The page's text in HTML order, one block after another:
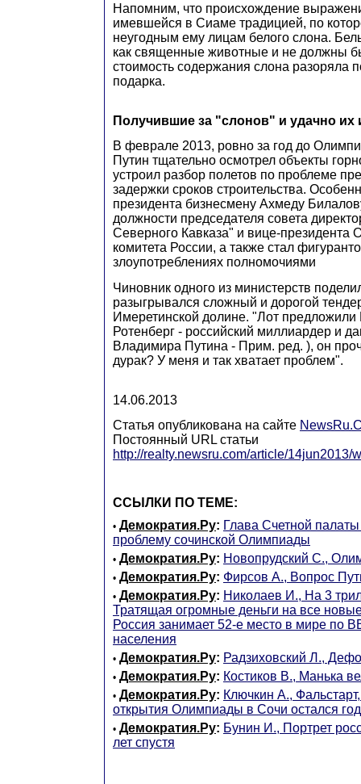
Напомним, что происхождение
имевшейся в Сиаме традицией, по
неугодным ему лицам белого слона.
как священные животные и не должны
стоимость содержания слона разоряла
подарка.
Получившие за "слонов" и удачно их
В феврале 2013, ровно за год до
Путин тщательно осмотрел объекты
устроил разбор полетов по проблеме
задержки сроков строительства.
президента бизнесмену Ахмеду
должности председателя совета
Северного Кавказа" и вице-президента
комитета России, а также стал
злоупотреблениях полномочиями
Чиновник одного из министерств
разыгрывался сложный и дорогой
Имеретинской долине. "Лот предложили
Ротенберг - российский миллиардер и
Владимира Путина - Прим. ред. ), он
дурак? У меня и так хватает проблем".
14.06.2013
Статья опубликована на сайте
Постоянный URL статьи
http://realty.newsru.com/article/14jun2013/
ССЫЛКИ ПО ТЕМЕ:
• Демократия.Ру: Глава Счетной
проблему сочинской Олимпиады
• Демократия.Ру: Новопрудский С.,
• Демократия.Ру: Фирсов А., Вопрос
• Демократия.Ру: Николаев И., На 3
Тратящая огромные деньги на все
Россия занимает 52-е место в мире по
населения
• Демократия.Ру: Радзиховский Л.,
• Демократия.Ру: Костиков В., Манька
• Демократия.Ру: Ключкин А.,
открытия Олимпиады в Сочи остался год
• Демократия.Ру: Бунин И., Портрет
лет спустя